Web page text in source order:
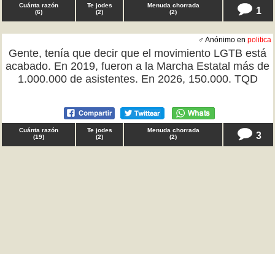
Cuánta razón
(6)
Te jodes
(2)
Menuda chorrada
(2) 1
♂ Anónimo en politica
Gente, tenía que decir que el movimiento LGTB está
acabado. En 2019, fueron a la Marcha Estatal más de
1.000.000 de asistentes. En 2026, 150.000. TQD
Cuánta razón
(19)
Te jodes
(2)
Menuda chorrada
(2) 3